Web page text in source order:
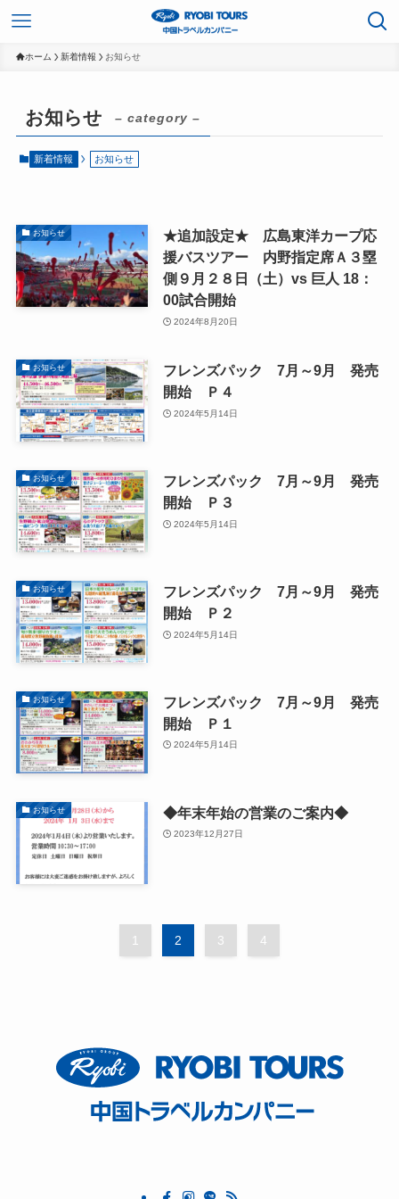
ホーム 新着情報 お知らせ
お知らせ – category –
新着情報 お知らせ
お知らせ
★追加設定★ 広島東洋カープ応
援バスツアー 内野指定席Ａ３塁
側９月２８日（土）vs 巨人 18：
00試合開始
2024年8月20日
お知らせ
フレンズパック 7月～9月 発売
開始 Ｐ４
2024年5月14日
お知らせ
フレンズパック 7月～9月 発売
開始 Ｐ３
2024年5月14日
お知らせ
フレンズパック 7月～9月 発売
開始 Ｐ２
2024年5月14日
お知らせ
フレンズパック 7月～9月 発売
開始 Ｐ１
2024年5月14日
お知らせ ◆年末年始の営業のご案内◆
2023年12月27日
1 2 3 4